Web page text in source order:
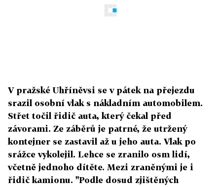
V pražské Uhříněvsi se v pátek na přejezdu
srazil osobní vlak s nákladním automobilem.
Střet točil řidič auta, který čekal před
závorami. Ze záběrů je patrné, že utržený
kontejner se zastavil až u jeho auta. Vlak po
srážce vykolejil. Lehce se zranilo osm lidí,
včetně jednoho dítěte. Mezi zraněnými je i
řidič kamionu. "Podle dosud zjištěných